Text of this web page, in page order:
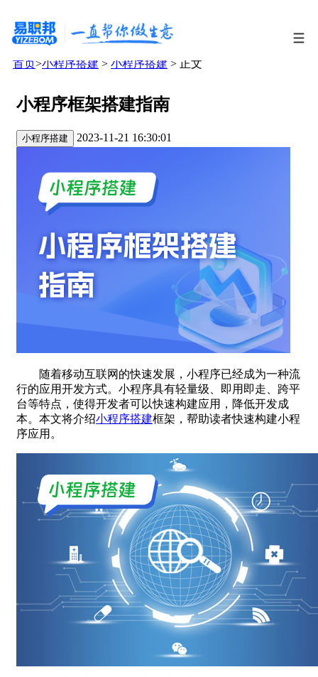
首页>小程序搭建 > 小程序搭建 > 正文
小程序框架搭建指南
小程序搭建 2023-11-21 16:30:01
随着移动互联网的快速发展，小程序已经成为一种流
行的应用开发方式。小程序具有轻量级、即用即走、跨平
台等特点，使得开发者可以快速构建应用，降低开发成
本。本文将介绍小程序搭建框架，帮助读者快速构建小程
序应用。